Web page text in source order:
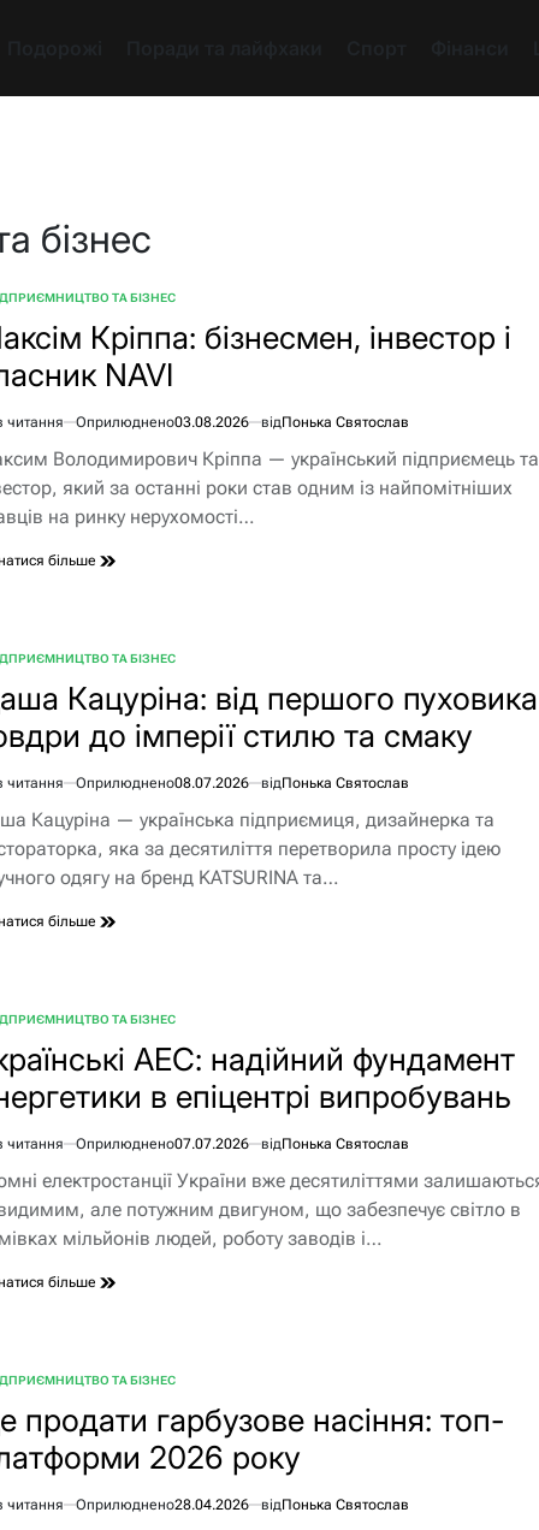
бізнес
ТА БІЗНЕС
Кріппа: бізнесмен, інвестор і
NAVI
читання Оприлюднено03.08.2026 відПонька Святослав
Володимирович Кріппа — український підприємець та
який за останні роки став одним із найпомітніших
на ринку нерухомості…
більше
ТА БІЗНЕС
Кацуріна: від першого
до імперії стилю та смаку
читання Оприлюднено08.07.2026 відПонька Святослав
Кацуріна — українська підприємиця, дизайнерка та
яка за десятиліття перетворила просту ідею
одягу на бренд KATSURINA та…
більше
ТА БІЗНЕС
АЕС: надійний фундамент
в епіцентрі випробувань
читання Оприлюднено07.07.2026 відПонька Святослав
електростанції України вже десятиліттями
але потужним двигуном, що забезпечує світло в
мільйонів людей, роботу заводів і…
більше
ТА БІЗНЕС
продати гарбузове насіння: топ-
2026 року
читання Оприлюднено28.04.2026 відПонька Святослав